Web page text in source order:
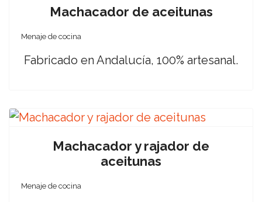
Machacador de aceitunas
Menaje de cocina
Fabricado en Andalucía, 100% artesanal.
Machacador y rajador de
aceitunas
Menaje de cocina